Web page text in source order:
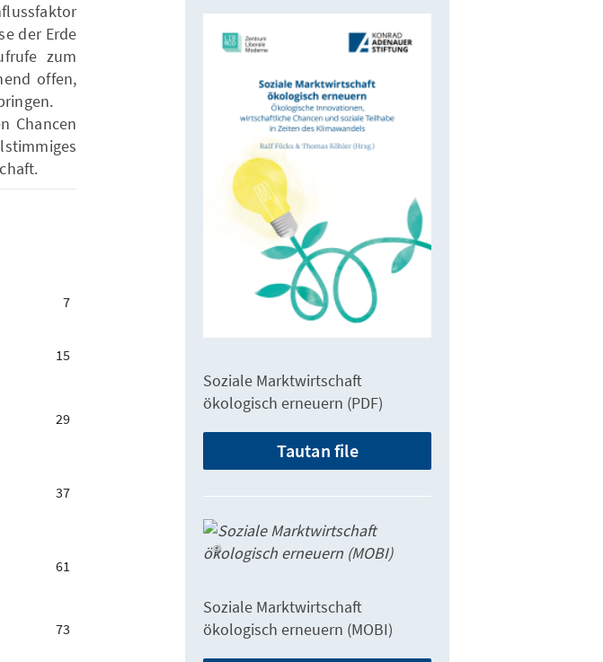
der Erde
zum
offen,
Chancen
7
15
29
37
61
73
Soziale Marktwirtschaft
ökologisch erneuern (PDF)
Tautan file
Soziale Marktwirtschaft
ökologisch erneuern (MOBI)